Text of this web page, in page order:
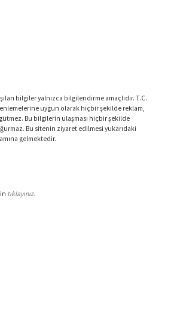
bilgiler yalnızca bilgilendirme amaçlıdır. T.C.
uygun olarak hiçbir şekilde reklam,
Bu bilgilerin ulaşması hiçbir şekilde
Bu sitenin ziyaret edilmesi yukarıdaki
gelmektedir.
tıklayınız.